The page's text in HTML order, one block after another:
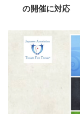
の開催に対応